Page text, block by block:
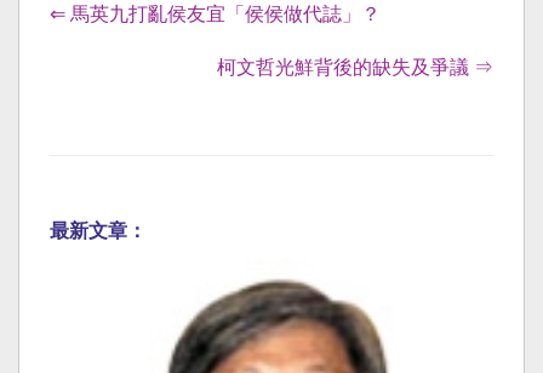
⇐ 馬英九打亂侯友宜「侯侯做代誌」？
柯文哲光鮮背後的缺失及爭議 ⇒
最新文章：